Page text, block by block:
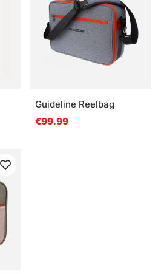
Guideline Reelbag
€99.99